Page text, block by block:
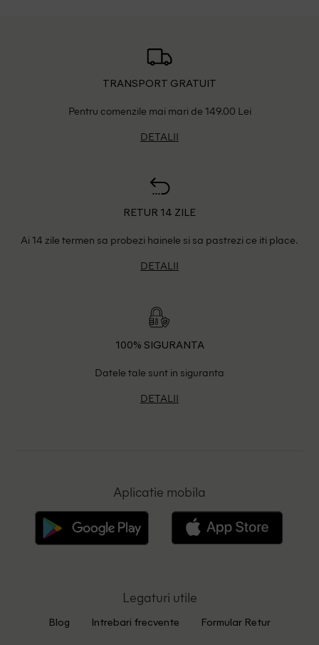
TRANSPORT GRATUIT
Pentru comenzile mai mari de 149.00 Lei
DETALII
RETUR 14 ZILE
Ai 14 zile termen sa probezi hainele si sa pastrezi ce iti place.
DETALII
100% SIGURANTA
Datele tale sunt in siguranta
DETALII
Aplicatie mobila
Legaturi utile
Blog Intrebari frecvente Formular Retur